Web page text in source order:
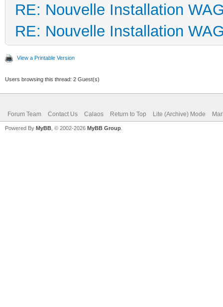
RE: Nouvelle Installation
RE: Nouvelle Installation
View a Printable Version
Users browsing this thread: 2 Guest(s)
Forum Team Contact Us Calaos Return to Top Lite (Archive) Mode
Powered By MyBB , © 2002-2026 MyBB Group